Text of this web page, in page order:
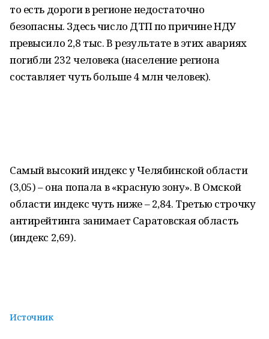
то есть дороги в регионе недостаточно
безопасны. Здесь число ДТП по причине НДУ
превысило 2,8 тыс. В результате в этих авариях
погибли 232 человека (население региона
составляет чуть больше 4 млн человек).
Самый высокий индекс у Челябинской области
(3,05) – она попала в «красную зону». В Омской
области индекс чуть ниже – 2,84. Третью строчку
антирейтинга занимает Саратовская область
(индекс 2,69).
Источник